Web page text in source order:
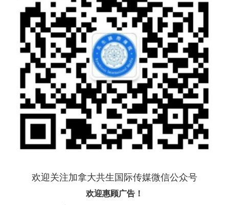
欢迎关注加拿大共生国际传媒微信公众号
欢迎惠顾广告！